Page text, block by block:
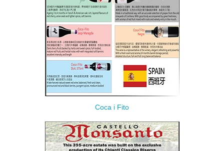
Coca i Fito